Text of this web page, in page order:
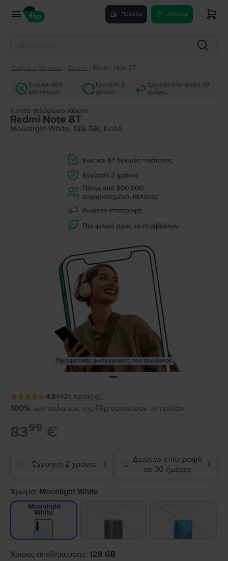
Πούλησε Αγόρασε
Κινητά τηλέφωνα Xiaomi Redmi Note 8T
Έως και 40%
φθηνότερα
Εγγύηση 2
χρόνια
Δωρεάν επιστροφή 30
ημέρες
Κινητό τηλέφωνο Xiaomi
Redmi Note 8T
Moonlight White, 128 GB, Καλό
Πραγματικές φωτογραφίες του προϊόντος
4.84425 κριτικές
100% των πελατών της Flip συνιστούν το προϊόν
8399 €
Εγγύηση 2 χρόνια ❯
Δωρεάν επιστροφή
σε 30 ημέρες
❯
Χρώμα: Moonlight White
Moonlight
White
Χώρος αποθήκευσης: 128 GB